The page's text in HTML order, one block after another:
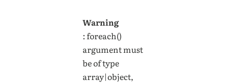
Warning
: foreach()
argument must
be of type
array|object,